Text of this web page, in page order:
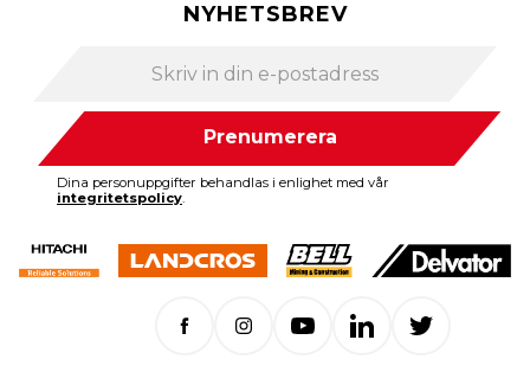
NYHETSBREV
Prenumerera
Dina personuppgifter behandlas i enlighet med vår
integritetspolicy.